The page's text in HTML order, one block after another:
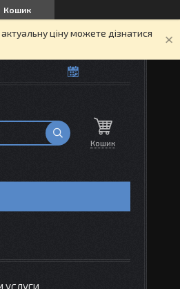
Кошик
ціну можете дізнатися
Кошик